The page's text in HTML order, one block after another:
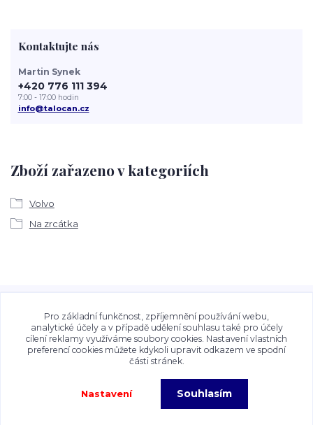
Zboží zařazeno v kategoriích
Volvo
Na zrcátka
Kontaktujte nás
Martin Synek
+420 776 111 394
7:00 - 17:00 hodin
info@talocan.cz
obsah zveřejněný na stránkách Talocan.cz a
CeskeSamolepky.cz jsou chráněny autorským právem. Jejich
použití bez předchozího písemného souhlasu provozovatele
je zakázáno.
Pro základní funkčnost, zpříjemnění používání webu,
analytické účely a v případě udělení souhlasu také pro účely
cílení reklamy využíváme soubory cookies. Nastavení vlastních
preferencí cookies můžete kdykoli upravit odkazem ve spodní
části stránek.
Nastavení Souhlasím